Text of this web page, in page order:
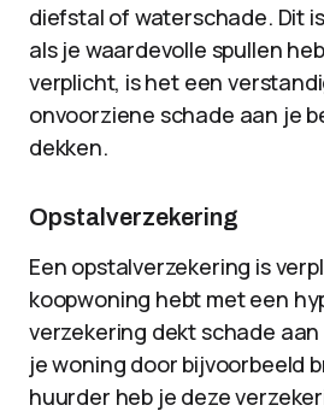
diefstal of waterschade. Dit
als je waardevolle spullen
verplicht, is het een
onvoorziene schade aan je
dekken.
Opstalverzekering
Een opstalverzekering is
koopwoning hebt met een
verzekering dekt schade
je woning door bijvoorbeeld
huurder heb je deze